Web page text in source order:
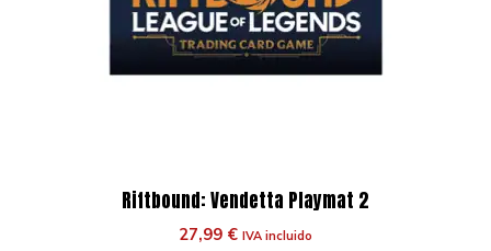
Riftbound: Vendetta Playmat 2
27,99 € IVA incluido